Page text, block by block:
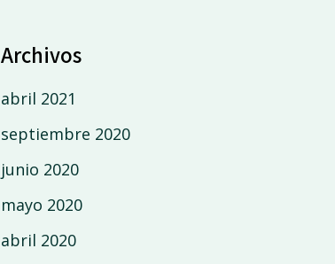
Archivos
abril 2021
septiembre 2020
junio 2020
mayo 2020
abril 2020